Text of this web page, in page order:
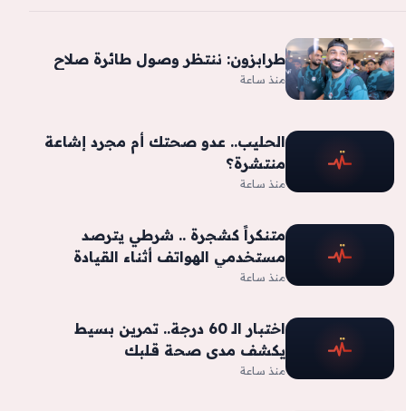
طرابزون: ننتظر وصول طائرة صلاح
منذ ساعة
الحليب.. عدو صحتك أم مجرد إشاعة
منتشرة؟
منذ ساعة
متنكراً كشجرة .. شرطي يترصد
مستخدمي الهواتف أثناء القيادة
منذ ساعة
اختبار الـ 60 درجة.. تمرين بسيط
يكشف مدى صحة قلبك
منذ ساعة